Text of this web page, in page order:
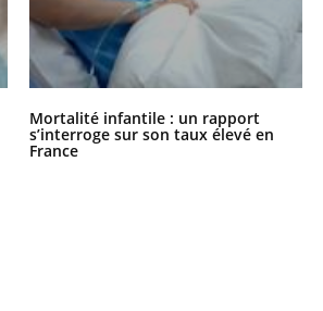
Mortalité infantile : un rapport
s’interroge sur son taux élevé en
France